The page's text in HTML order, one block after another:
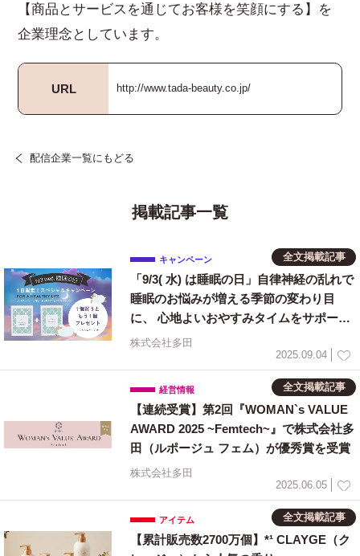
【商品とサービスを通じてお客様を笑顔にする】を
企業理念としています。
URL http://www.tada-beauty.co.jp/
配信企業一覧にもどる
掲載記事一覧
キャンペーン 全文掲載記事
「9/3( 水) は睡眠の日」自律神経の乱れで
睡眠のお悩みが増える季節の変わり目
に、 心地よいおやすみタイムをサポート
する『FOR A HEALTHY LIFE』1 日限定
株式会社多田
2025.09.04
経営情報 全文掲載記事
【連続受賞】第2回『WOMAN`s VALUE
AWARD 2025 ~Femtech~』で株式会社多
田（ルポージュ フェム）が優秀賞を受賞
株式会社多田
2025.06.05
アイテム 全文掲載記事
【累計販売数2700万個】*¹ CLAYGE（ク